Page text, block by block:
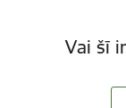
Vai šī